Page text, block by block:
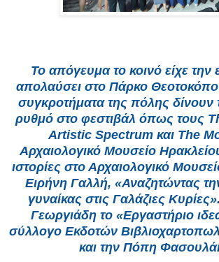
Το απόγευμα το κοινό είχε την
απολαύσει στο Πάρκο
συγκροτήματα της πόλης δίνουν
ρυθμό στο φεστιβάλ όπως τους
Artistic Spectrum και The
Αρχαιολογικό Μουσείο
ιστορίες στο Αρχαιολογικό
Ειρήνη Γαλλή, «Αναζητώντας
γυναίκας στις Γαλάζιες
Γεωργιάδη το «Εργαστήριο
σύλλογο Εκδοτών
και την Πόπη